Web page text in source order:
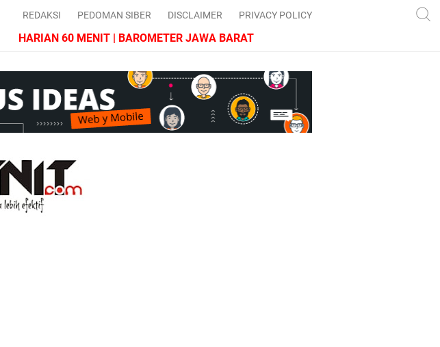
REDAKSI PEDOMAN SIBER DISCLAIMER PRIVACY POLICY
HARIAN 60 MENIT | BAROMETER JAWA BARAT